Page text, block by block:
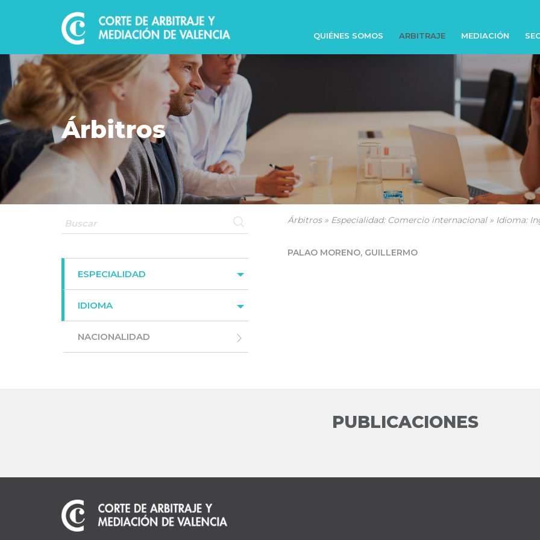
QUIÉNES SOMOS ARBITRAJE MEDIACIÓN
Árbitros
ESPECIALIDAD
IDIOMA
NACIONALIDAD
Árbitros » Especialidad: Comercio internacional » Idioma:
PALAO MORENO, GUILLERMO
PUBLICACIONES